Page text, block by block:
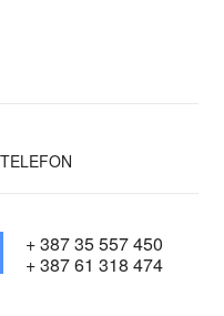
TELEFON
+ 387 35 557 450
+ 387 61 318 474